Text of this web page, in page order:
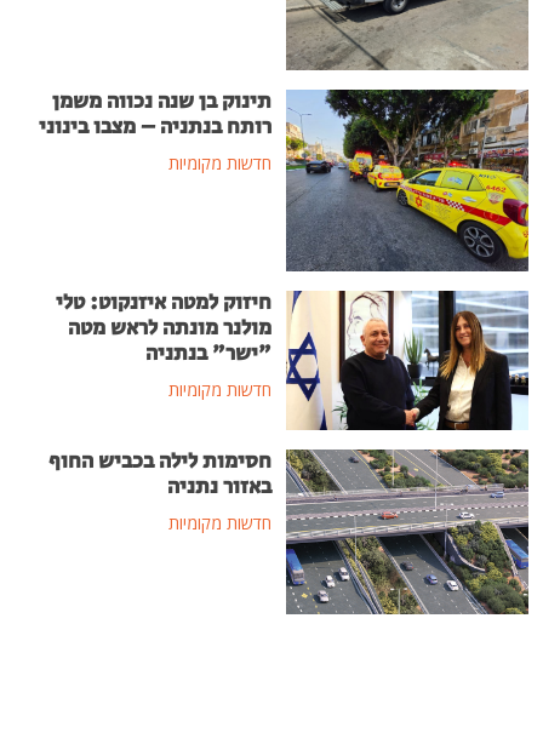
תינוק בן שנה נכווה משמן
רותח בנתניה – מצבו בינוני
חדשות מקומיות
חיזוק למטה איזנקוט: טלי
מולנר מונתה לראש מטה
"ישר" בנתניה
חדשות מקומיות
חסימות לילה בכביש החוף
באזור נתניה
חדשות מקומיות